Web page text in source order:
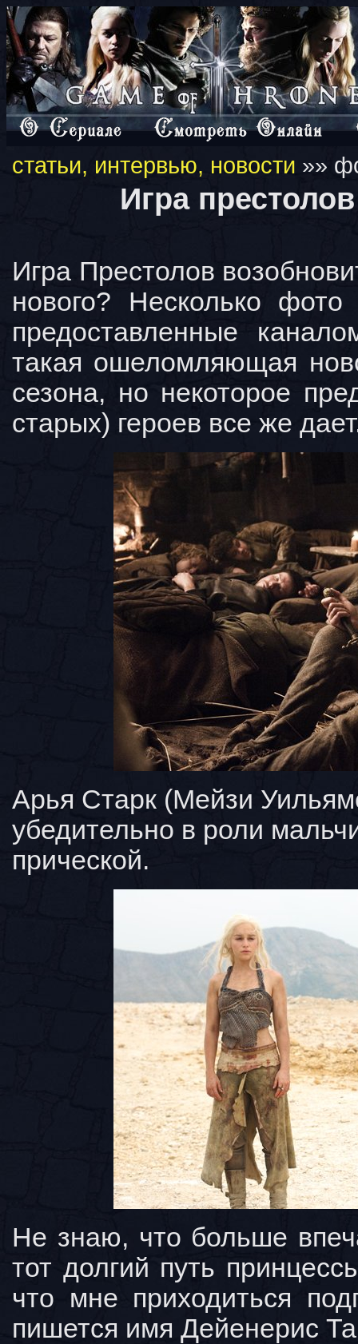
статьи, интервью, новости »»
Игра
Игра Престолов
нового? Несколько
предоставленные
такая ошеломляющая
сезона, но некоторое
старых) героев все же
Арья Старк (Мейзи
убедительно в роли
прической.
Не знаю, что больше
тот долгий путь
что мне приходиться
пишется имя Дейенерис